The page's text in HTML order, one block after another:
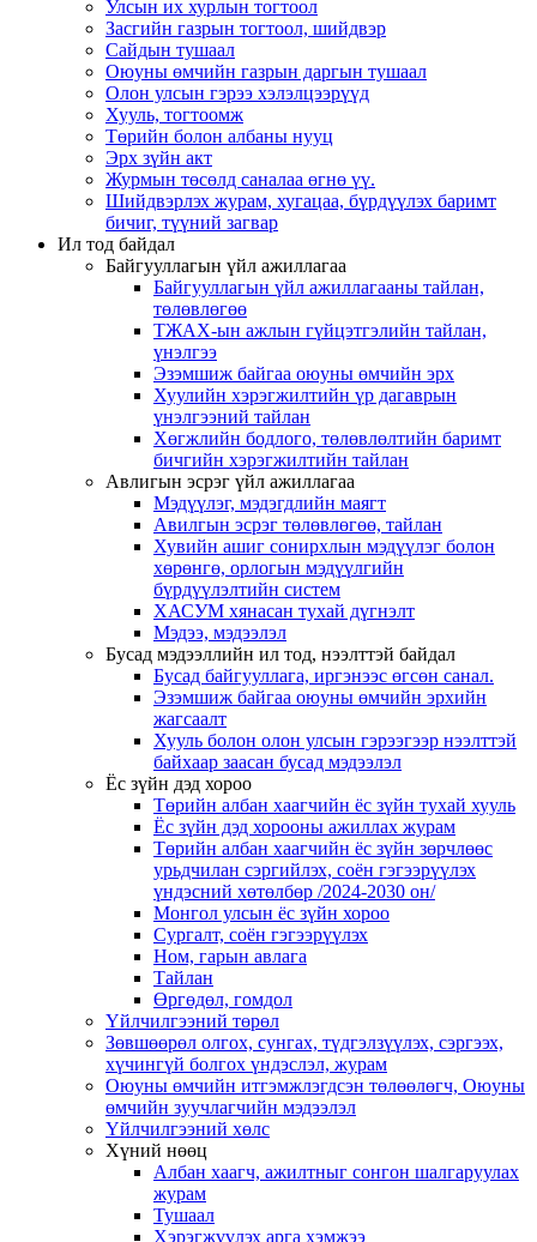
Улсын их хурлын тогтоол
Засгийн газрын тогтоол, шийдвэр
Сайдын тушаал
Оюуны өмчийн газрын даргын тушаал
Олон улсын гэрээ хэлэлцээрүүд
Хууль, тогтоомж
Төрийн болон албаны нууц
Эрх зүйн акт
Журмын төсөлд саналаа өгнө үү.
Шийдвэрлэх журам, хугацаа, бүрдүүлэх баримт
бичиг, түүний загвар
Ил тод байдал
Байгууллагын үйл ажиллагаа
Байгууллагын үйл ажиллагааны тайлан,
төлөвлөгөө
ТЖАХ-ын ажлын гүйцэтгэлийн тайлан,
үнэлгээ
Эзэмшиж байгаа оюуны өмчийн эрх
Хуулийн хэрэгжилтийн үр дагаврын
үнэлгээний тайлан
Хөгжлийн бодлого, төлөвлөлтийн баримт
бичгийн хэрэгжилтийн тайлан
Авлигын эсрэг үйл ажиллагаа
Мэдүүлэг, мэдэгдлийн маягт
Авилгын эсрэг төлөвлөгөө, тайлан
Хувийн ашиг сонирхлын мэдүүлэг болон
хөрөнгө, орлогын мэдүүлгийн
бүрдүүлэлтийн систем
ХАСУМ хянасан тухай дүгнэлт
Мэдээ, мэдээлэл
Бусад мэдээллийн ил тод, нээлттэй байдал
Бусад байгууллага, иргэнээс өгсөн санал.
Эзэмшиж байгаа оюуны өмчийн эрхийн
жагсаалт
Хууль болон олон улсын гэрээгээр нээлттэй
байхаар заасан бусад мэдээлэл
Ёс зүйн дэд хороо
Төрийн албан хаагчийн ёс зүйн тухай хууль
Ёс зүйн дэд хорооны ажиллах журам
Төрийн албан хаагчийн ёс зүйн зөрчлөөс
урьдчилан сэргийлэх, соён гэгээрүүлэх
үндэсний хөтөлбөр /2024-2030 он/
Монгол улсын ёс зүйн хороо
Cургалт, cоён гэгээрүүлэх
Ном, гарын авлага
Тайлан
Өргөдөл, гомдол
Үйлчилгээний төрөл
Зөвшөөрөл олгох, сунгах, түдгэлзүүлэх, сэргээх,
хүчингүй болгох үндэслэл, журам
Оюуны өмчийн итгэмжлэгдсэн төлөөлөгч, Оюуны
өмчийн зуучлагчийн мэдээлэл
Үйлчилгээний хөлс
Хүний нөөц
Албан хаагч, ажилтныг сонгон шалгаруулах
журам
Тушаал
Хэрэгжүүлэх арга хэмжээ